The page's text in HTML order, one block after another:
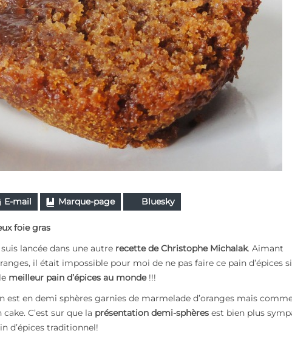
E-mail Marque-page Bluesky
foie gras
lancée dans une autre recette de Christophe Michalak. Aimant
il était impossible pour moi de ne pas faire ce pain d’épices si
meilleur pain d’épices au monde!!!
est en demi sphères garnies de marmelade d’oranges mais comme
C’est sur que la présentation demi-sphères est bien plus
d’épices traditionnel!